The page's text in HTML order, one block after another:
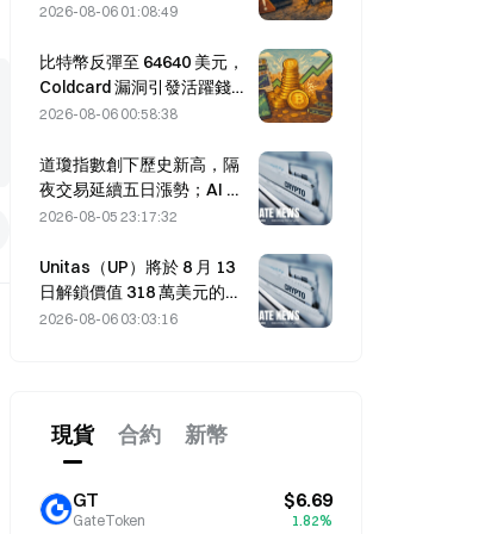
未丟失
2026-08-06 01:08:49
比特幣反彈至 64640 美元，
Coldcard 漏洞引發活躍錢包
創三個月新高
2026-08-06 00:58:38
道瓊指數創下歷史新高，隔
夜交易延續五日漲勢；AI 投
資推動市場上漲
2026-08-05 23:17:32
Unitas（UP）將於 8 月 13
日解鎖價值 318 萬美元的
938 萬枚代幣。
2026-08-06 03:03:16
現貨 合約 新幣
GT
GateToken
$6.69
1.82%